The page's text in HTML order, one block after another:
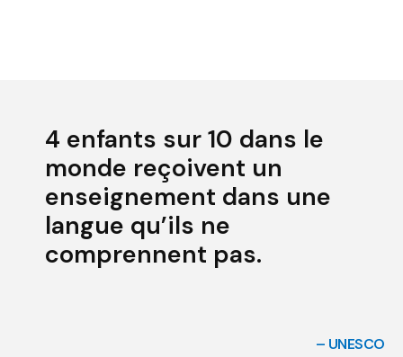
4 enfants sur 10 dans le
monde reçoivent un
enseignement dans une
langue qu’ils ne
comprennent pas.
– UNESCO